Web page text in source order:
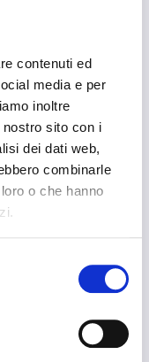
contenuti ed
media e per
inoltre
sito con i
dei dati web,
combinarle
o che hanno
con oltre
scolastico e
sono poi
e sviluppo di
lavorando
realtà e valorizzare i
Istituto di